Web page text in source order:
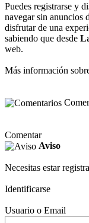
Puedes registrarse y
navegar sin anuncios
disfrutar de una
sabiendo que desde
web.
Más información
Comentar
Aviso
Necesitas estar
Identificarse
Usuario o Email